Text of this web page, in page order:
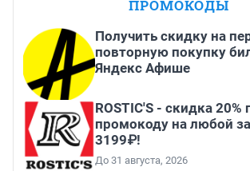
ПРОМОКОДЫ
Получить скидку на
повторную покупку
Яндекс Афише
ROSTIC'S - скидка 20%
промокоду на любой
3199₽!
До 31 августа, 2026